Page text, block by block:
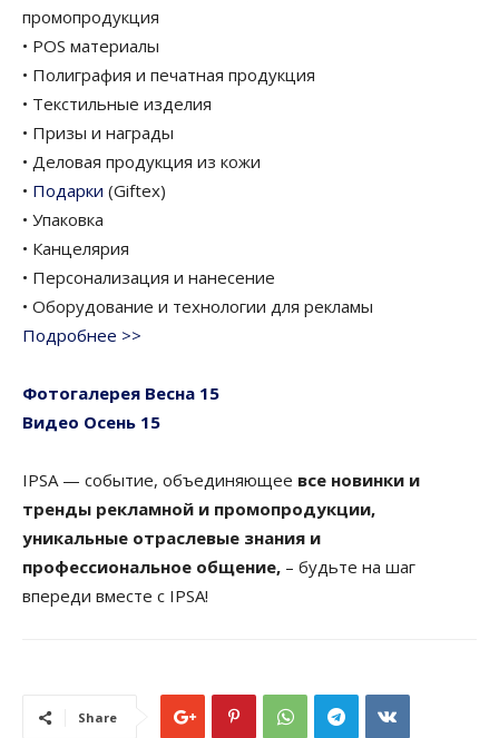
промопродукция
• POS материалы
• Полиграфия и печатная продукция
• Текстильные изделия
• Призы и награды
• Деловая продукция из кожи
• Подарки (Giftex)
• Упаковка
• Канцелярия
• Персонализация и нанесение
• Оборудование и технологии для рекламы
Подробнее >>
Фотогалерея Весна 15
Видео Осень 15
IPSA — событие, объединяющее все новинки и
тренды рекламной и промопродукции,
уникальные отраслевые знания и
профессиональное общение, – будьте на шаг
впереди вместе с IPSA!
Share